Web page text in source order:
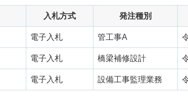
入札方式 発注種別
電子入札 管工事A
電子入札 橋梁補修設計
電子入札 設備工事監理業務